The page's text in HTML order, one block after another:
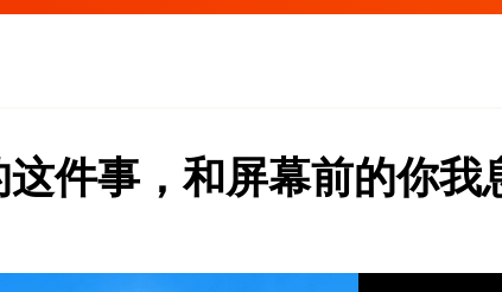
件事，和屏幕前的你我